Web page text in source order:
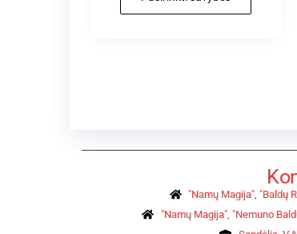
"Namų Magija", "Baldų
"Namų Magija", "Nemuno